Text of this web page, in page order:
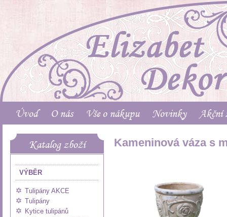
Úvod O nás Vše o nákupu Novinky Akční
Katalog zboží
VÝBĚR
Tulipány AKCE
Tulipány
Kytice tulipánů
Kameninová váza s